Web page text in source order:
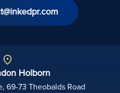
Holborn
69-73 Theobalds Road